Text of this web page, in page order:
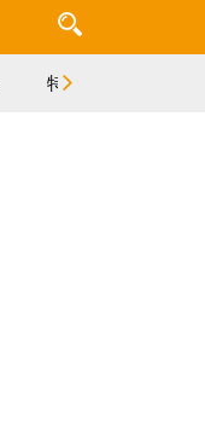
特集